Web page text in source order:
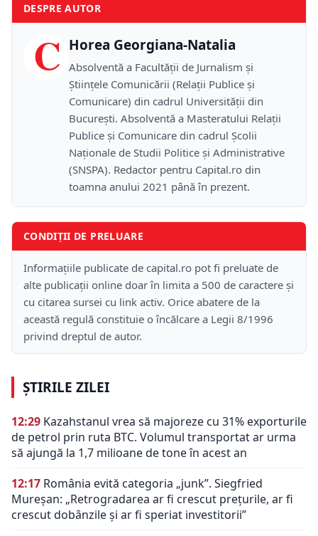
DESPRE AUTOR
C Horea Georgiana-Natalia
Absolventă a Facultății de Jurnalism și
Științele Comunicării (Relații Publice și
Comunicare) din cadrul Universității din
București. Absolventă a Masteratului Relații
Publice și Comunicare din cadrul Școlii
Naţionale de Studii Politice și Administrative
(SNSPA). Redactor pentru Capital.ro din
toamna anului 2021 până în prezent.
CONDIȚII DE PRELUARE
Informațiile publicate de capital.ro pot fi preluate de
alte publicații online doar în limita a 500 de caractere și
cu citarea sursei cu link activ. Orice abatere de la
această regulă constituie o încălcare a Legii 8/1996
privind dreptul de autor.
ȘTIRILE ZILEI
12:29 Kazahstanul vrea să majoreze cu 31% exporturile
de petrol prin ruta BTC. Volumul transportat ar urma
să ajungă la 1,7 milioane de tone în acest an
12:17 România evită categoria „junk”. Siegfried
Mureșan: „Retrogradarea ar fi crescut preţurile, ar fi
crescut dobânzile şi ar fi speriat investitorii”